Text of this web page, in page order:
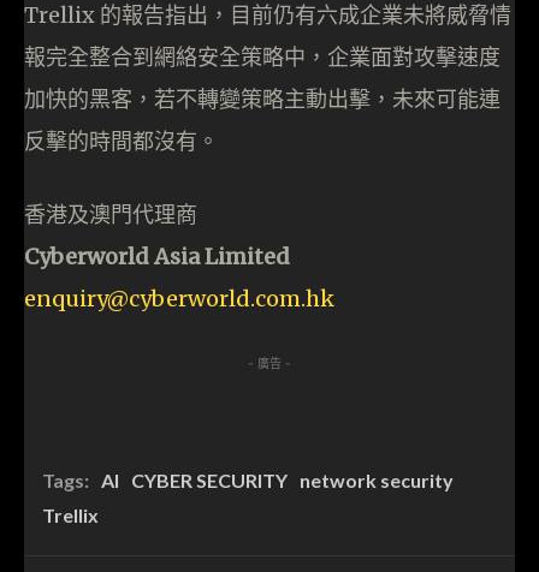
Trellix 的報告指出，目前仍有六成企業未將威脅情
報完全整合到網絡安全策略中，企業面對攻擊速度
加快的黑客，若不轉變策略主動出擊，未來可能連
反擊的時間都沒有。
香港及澳門代理商
Cyberworld Asia Limited
enquiry@cyberworld.com.hk
- 廣告 -
Tags: AI CYBER SECURITY network security
Trellix